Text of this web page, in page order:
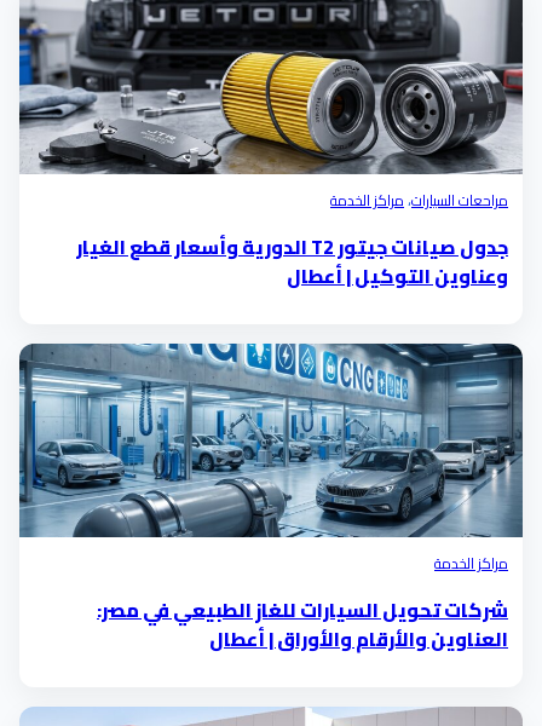
مراحعات السيارات،مراكز الخدمة
جدول صيانات جيتور T2 الدورية وأسعار قطع الغيار
وعناوين التوكيل | أعطال
مراكز الخدمة
شركات تحويل السيارات للغاز الطبيعي في مصر:
العناوين والأرقام والأوراق | أعطال